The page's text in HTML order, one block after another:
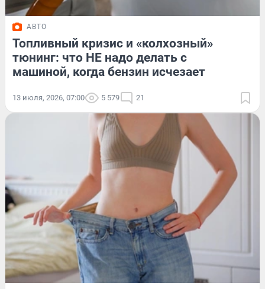
АВТО
Топливный кризис и «колхозный»
тюнинг: что НЕ надо делать с
машиной, когда бензин исчезает
13 июля, 2026, 07:00 5 579 21